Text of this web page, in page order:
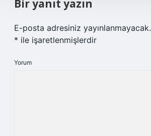
Bir yanıt yazın
E-posta adresiniz yayınlanmayacak.
* ile işaretlenmişlerdir
Yorum